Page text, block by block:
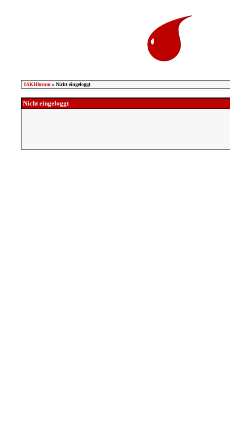
IAKHforum» Nicht eingeloggt
Nicht eingeloggt